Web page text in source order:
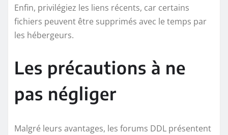
Enfin, privilégiez les liens récents, car certains
fichiers peuvent être supprimés avec le temps par
les hébergeurs.
Les précautions à ne
pas négliger
Malgré leurs avantages, les forums DDL présentent